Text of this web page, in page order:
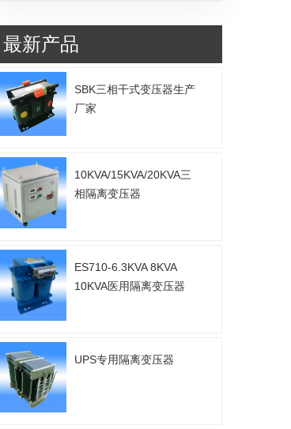
最新产品
SBK三相干式变压器生产
厂家
10KVA/15KVA/20KVA三
相隔离变压器
ES710-6.3KVA 8KVA
10KVA医用隔离变压器
UPS专用隔离变压器